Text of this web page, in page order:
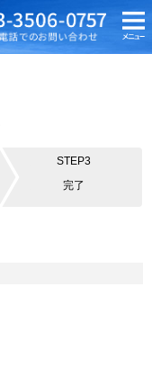
STEP3
完了